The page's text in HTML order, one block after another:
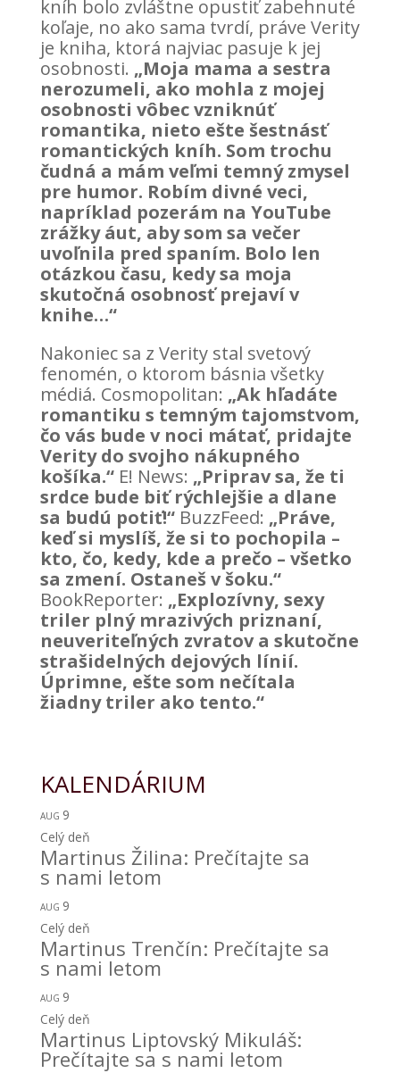
kníh bolo zvláštne opustiť zabehnuté
koľaje, no ako sama tvrdí, práve Verity
je kniha, ktorá najviac pasuje k jej
osobnosti. „Moja mama a sestra
nerozumeli, ako mohla z mojej
osobnosti vôbec vzniknúť
romantika, nieto ešte šestnásť
romantických kníh. Som trochu
čudná a mám veľmi temný zmysel
pre humor. Robím divné veci,
napríklad pozerám na YouTube
zrážky áut, aby som sa večer
uvoľnila pred spaním. Bolo len
otázkou času, kedy sa moja
skutočná osobnosť prejaví v
knihe…“
Nakoniec sa z Verity stal svetový
fenomén, o ktorom básnia všetky
médiá. Cosmopolitan: „Ak hľadáte
romantiku s temným tajomstvom,
čo vás bude v noci mátať, pridajte
Verity do svojho nákupného
košíka.“ E! News: „Priprav sa, že ti
srdce bude biť rýchlejšie a dlane
sa budú potiť!“BuzzFeed: „Práve,
keď si myslíš, že si to pochopila –
kto, čo, kedy, kde a prečo – všetko
sa zmení. Ostaneš v šoku.“
BookReporter: „Explozívny, sexy
triler plný mrazivých priznaní,
neuveriteľných zvratov a skutočne
strašidelných dejových línií.
Úprimne, ešte som nečítala
žiadny triler ako tento.“
KALENDÁRIUM
AUG 9
Celý deň
Martinus Žilina: Prečítajte sa
s nami letom
AUG 9
Celý deň
Martinus Trenčín: Prečítajte sa
s nami letom
AUG 9
Celý deň
Martinus Liptovský Mikuláš:
Prečítajte sa s nami letom